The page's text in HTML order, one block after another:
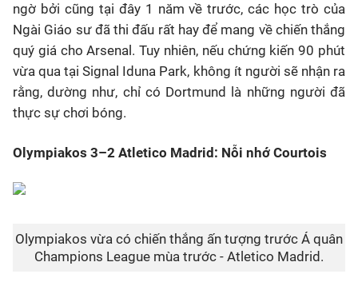
ngờ bởi cũng tại đây 1 năm về trước, các học trò của
Ngài Giáo sư đã thi đấu rất hay để mang về chiến thắng
quý giá cho Arsenal. Tuy nhiên, nếu chứng kiến 90 phút
vừa qua tại Signal Iduna Park, không ít người sẽ nhận ra
rằng, dường như, chỉ có Dortmund là những người đã
thực sự chơi bóng.
Olympiakos 3–2 Atletico Madrid: Nỗi nhớ Courtois
Olympiakos vừa có chiến thắng ấn tượng trước Á quân
Champions League mùa trước - Atletico Madrid.